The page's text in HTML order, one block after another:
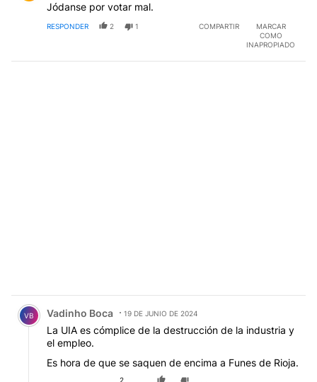
Jódanse por votar mal.
RESPONDER 2 1 COMPARTIR
MARCAR
COMO
INAPROPIADO
Comentario de Vadinho Boca.
VB Vadinho Boca 19 DE JUNIO DE 2024
La UIA es cómplice de la destrucción de la industria y
el empleo.
Es hora de que se saquen de encima a Funes de Rioja.
2